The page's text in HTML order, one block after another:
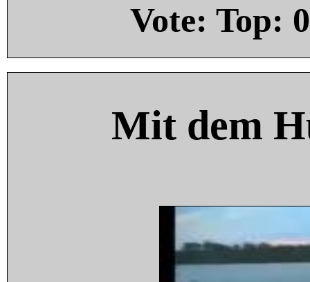
Vote: Top: 0
Mit dem